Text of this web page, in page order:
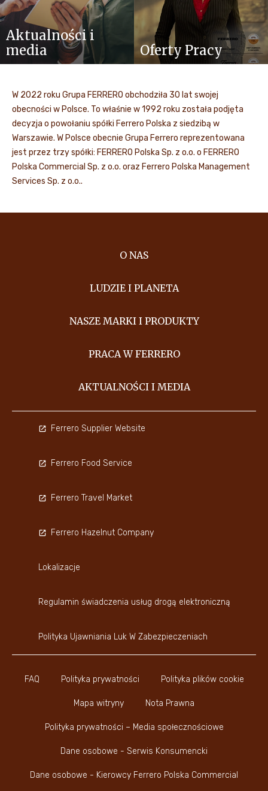
Aktualności i
media
Oferty Pracy
W 2022 roku Grupa FERRERO obchodziła 30 lat swojej
obecności w Polsce. To właśnie w 1992 roku została podjęta
decyzja o powołaniu spółki Ferrero Polska z siedzibą w
Warszawie. W Polsce obecnie Grupa Ferrero reprezentowana
jest przez trzy spółki: FERRERO Polska Sp. z o.o. o FERRERO
Polska Commercial Sp. z o.o. oraz Ferrero Polska Management
Services Sp. z o.o..
O NAS
LUDZIE I PLANETA
NASZE MARKI I PRODUKTY
PRACA W FERRERO
AKTUALNOŚCI I MEDIA
FAQ Polityka prywatności Polityka plików cookie
Mapa witryny Nota Prawna
Polityka prywatności – Media społecznościowe
Dane osobowe - Serwis Konsumencki
Dane osobowe - Kierowcy Ferrero Polska Commercial
Ferrero Supplier Website
Ferrero Food Service
Ferrero Travel Market
Ferrero Hazelnut Company
Lokalizacje
Regulamin świadczenia usług drogą elektroniczną
Polityka Ujawniania Luk W Zabezpieczeniach